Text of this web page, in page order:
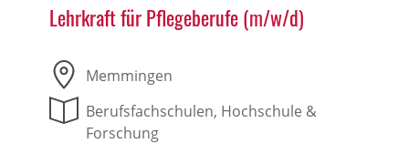
Lehrkraft für Pflegeberufe (m/w/d)
Memmingen
Berufsfachschulen, Hochschule &
Forschung